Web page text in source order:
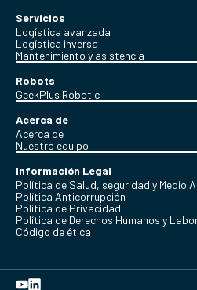
Servicios
Logística avanzada
Logística inversa
Mantenimiento y asistencia
Robots
GeekPlus Robotic
Acerca de
Acerca de
Nuestro equipo
Información Legal
Política de Salud, seguridad y Medio
Política Anticorrupción
Politica de Privacidad
Política de Derechos Humanos y
Código de ética